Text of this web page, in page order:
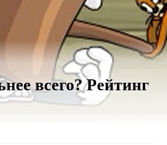
всего? Рейтинг